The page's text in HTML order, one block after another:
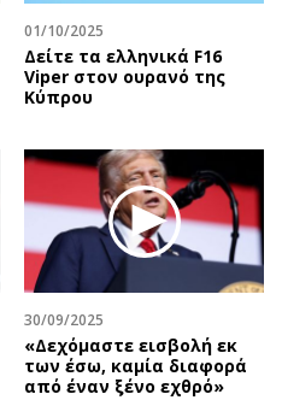
01/10/2025
Δείτε τα ελληνικά F16
Viper στον ουρανό της
Κύπρου
30/09/2025
«Δεχόμαστε εισβολή εκ
των έσω, καμία διαφορά
από έναν ξένο εχθρό»